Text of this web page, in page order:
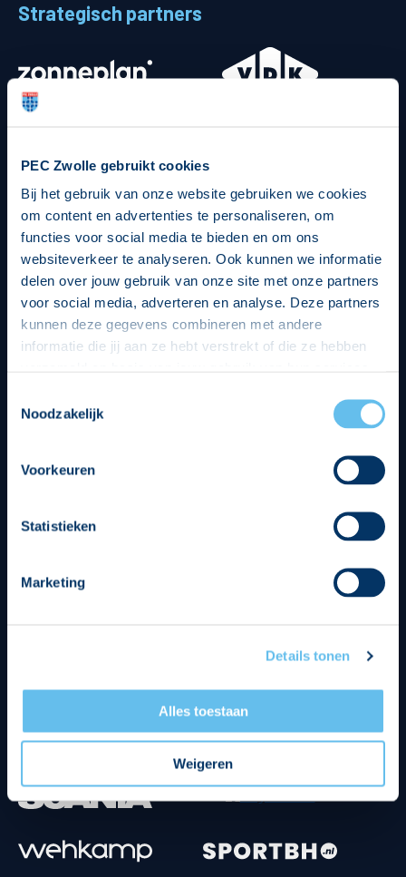
PEC Zwolle gebruikt cookies
Bij het gebruik van onze website gebruiken we cookies
om content en advertenties te personaliseren, om
functies voor social media te bieden en om ons
websiteverkeer te analyseren. Ook kunnen we informatie
delen over jouw gebruik van onze site met onze partners
voor social media, adverteren en analyse. Deze partners
kunnen deze gegevens combineren met andere
informatie die jij aan ze hebt verstrekt of die ze hebben
op een veilige en integere wijze. Je kunt je toestemming
beheren op de privacy- en cookieverklaring pagina.
Noodzakelijk
Voorkeuren
Statistieken
Marketing
Details tonen
Alles toestaan
Weigeren
Strategisch partners
Divisie partners
Tenuesponsoren